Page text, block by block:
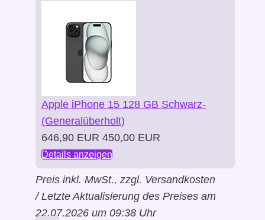
Apple iPhone 15 128 GB Schwarz-
(Generalüberholt)
646,90 EUR 450,00 EUR
Details anzeigen
Preis inkl. MwSt., zzgl. Versandkosten
/ Letzte Aktualisierung des Preises am
22.07.2026 um 09:38 Uhr